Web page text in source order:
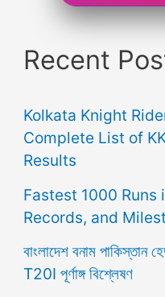
Recent
Kolkata Knight
Complete List of
Results
Fastest 1000 Runs
Records, and
বাংলাদেশ বনাম
T20I পূর্ণাঙ্গ বিশ্লেষণ